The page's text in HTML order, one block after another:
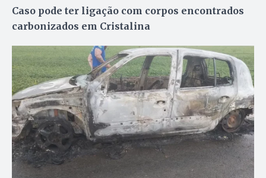
Caso pode ter ligação com corpos encontrados
carbonizados em Cristalina